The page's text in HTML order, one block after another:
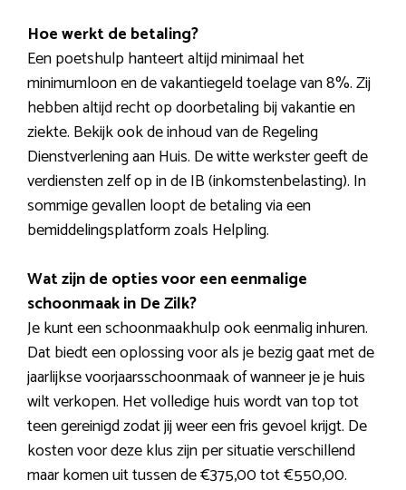
Hoe werkt de betaling?
Een poetshulp hanteert altijd minimaal het
minimumloon en de vakantiegeld toelage van 8%. Zij
hebben altijd recht op doorbetaling bij vakantie en
ziekte. Bekijk ook de inhoud van de Regeling
Dienstverlening aan Huis. De witte werkster geeft de
verdiensten zelf op in de IB (inkomstenbelasting). In
sommige gevallen loopt de betaling via een
bemiddelingsplatform zoals Helpling.
Wat zijn de opties voor een eenmalige
schoonmaak in De Zilk?
Je kunt een schoonmaakhulp ook eenmalig inhuren.
Dat biedt een oplossing voor als je bezig gaat met de
jaarlijkse voorjaarsschoonmaak of wanneer je je huis
wilt verkopen. Het volledige huis wordt van top tot
teen gereinigd zodat jij weer een fris gevoel krijgt. De
kosten voor deze klus zijn per situatie verschillend
maar komen uit tussen de €375,00 tot €550,00.